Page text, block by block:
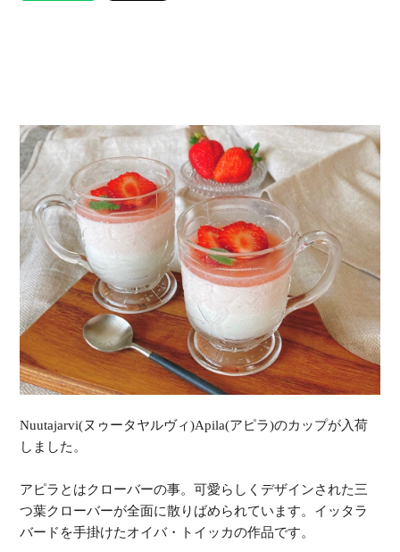
Nuutajarvi(ヌゥータヤルヴィ)Apila(アピラ)のカップが入荷
しました。
アピラとはクローバーの事。可愛らしくデザインされた三
つ葉クローバーが全面に散りばめられています。イッタラ
バードを手掛けたオイバ・トイッカの作品です。